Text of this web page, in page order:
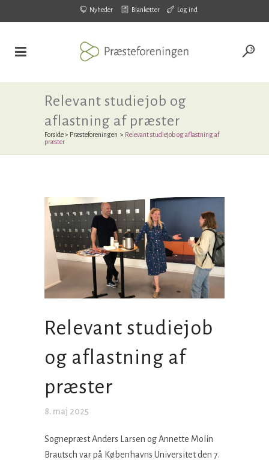
Nyheder Blanketter Log ind
Relevant studiejob og
aflastning af præster
Forside> Præsteforeningen > Relevant studiejob og aflastning af
præster
Relevant studiejob
og aflastning af
præster
8. maj 2025
Sognepræst Anders Larsen og Annette Molin
Brautsch var på Københavns Universitet den 7.